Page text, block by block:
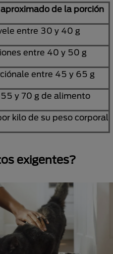
de la porción
entre 30 y 40 g
entre 40 y 50 g
entre 45 y 65 g
y 70 g de alimento
kilo de su peso corporal
exigentes?